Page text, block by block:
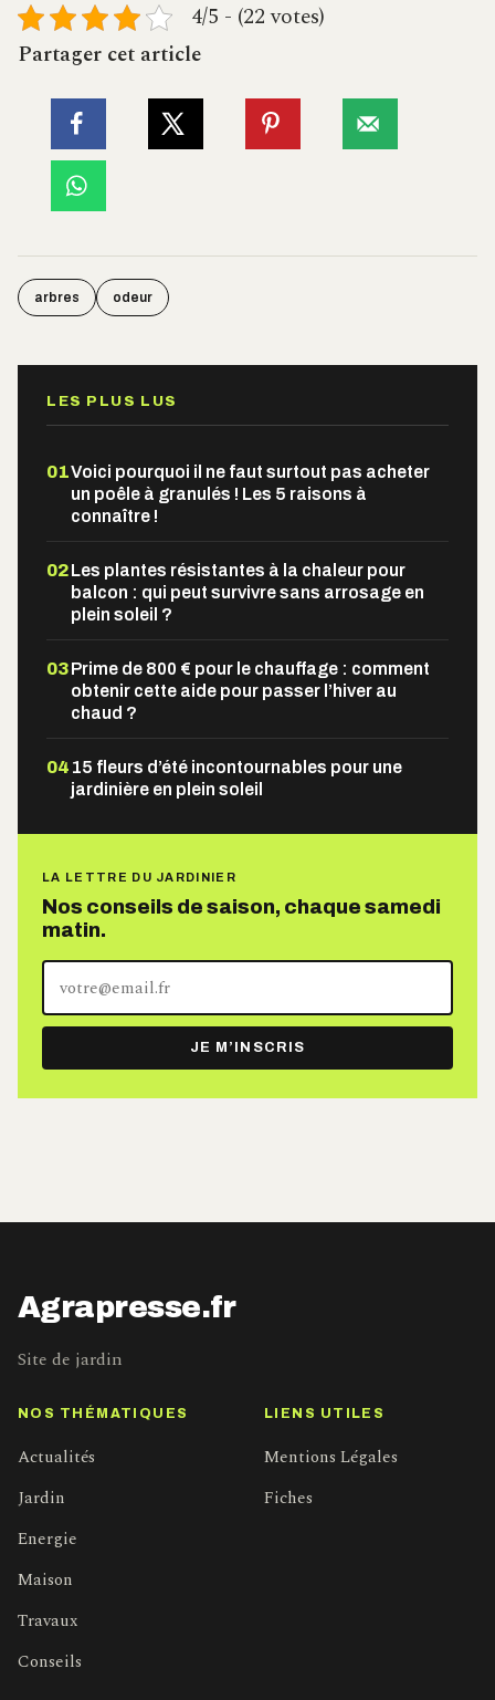
4/5 - (22 votes)
Partager cet article
arbres odeur
LES PLUS LUS
01Voici pourquoi il ne faut surtout pas acheter
un poêle à granulés ! Les 5 raisons à
connaître !
02Les plantes résistantes à la chaleur pour
balcon : qui peut survivre sans arrosage en
plein soleil ?
03Prime de 800 € pour le chauffage : comment
obtenir cette aide pour passer l’hiver au
chaud ?
04 15 fleurs d’été incontournables pour une
jardinière en plein soleil
LA LETTRE DU JARDINIER
Nos conseils de saison, chaque samedi
matin.
adresse
e-
mail
JE M’INSCRIS
Agrapresse.fr
Site de jardin
NOS THÉMATIQUES
Actualités
Jardin
Energie
Maison
Travaux
Conseils
LIENS UTILES
Mentions Légales
Fiches